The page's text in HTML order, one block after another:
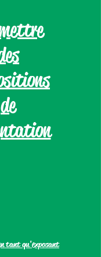
de
tant qu'exposant